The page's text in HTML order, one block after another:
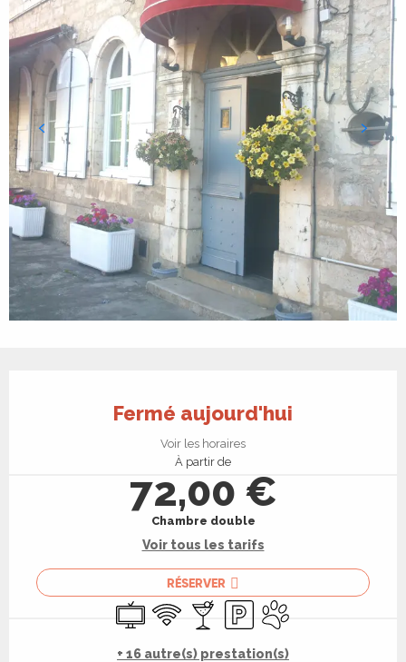
Fermé aujourd'hui
Voir les horaires
À partir de
72,00 €
Chambre double
Voir tous les tarifs
RÉSERVER
Télévision
WiFi Bar / Buvette
ParkingAnimaux acceptés
+ 16 autre(s) prestation(s)